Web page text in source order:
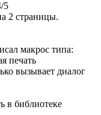
5
2 страницы.
макрос типа:
печать
вызывает диалог
в библиотеке